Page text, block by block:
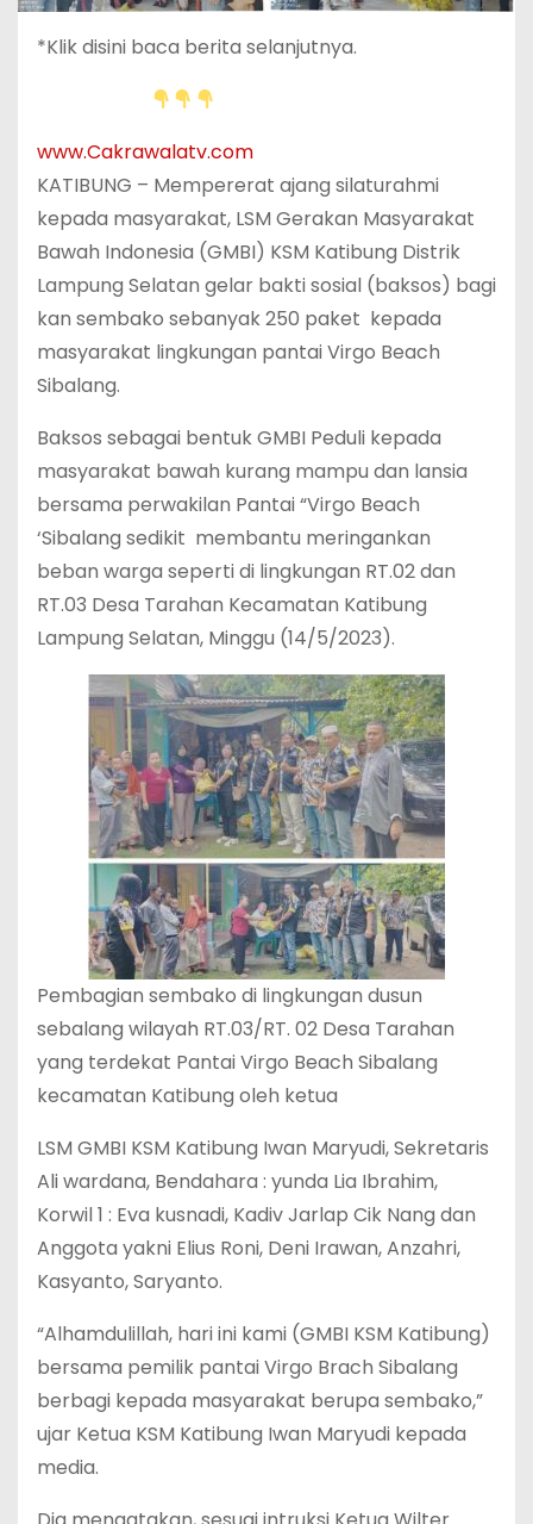
*Klik disini baca berita selanjutnya.
www.Cakrawalatv.com
KATIBUNG – Mempererat ajang silaturahmi
kepada masyarakat, LSM Gerakan Masyarakat
Bawah Indonesia (GMBI) KSM Katibung Distrik
Lampung Selatan gelar bakti sosial (baksos) bagi
kan sembako sebanyak 250 paket kepada
masyarakat lingkungan pantai Virgo Beach
Sibalang.
Baksos sebagai bentuk GMBI Peduli kepada
masyarakat bawah kurang mampu dan lansia
bersama perwakilan Pantai “Virgo Beach
‘Sibalang sedikit membantu meringankan
beban warga seperti di lingkungan RT.02 dan
RT.03 Desa Tarahan Kecamatan Katibung
Lampung Selatan, Minggu (14/5/2023).
Pembagian sembako di lingkungan dusun
sebalang wilayah RT.03/RT. 02 Desa Tarahan
yang terdekat Pantai Virgo Beach Sibalang
kecamatan Katibung oleh ketua
LSM GMBI KSM Katibung Iwan Maryudi, Sekretaris
Ali wardana, Bendahara : yunda Lia Ibrahim,
Korwil 1 : Eva kusnadi, Kadiv Jarlap Cik Nang dan
Anggota yakni Elius Roni, Deni Irawan, Anzahri,
Kasyanto, Saryanto.
“Alhamdulillah, hari ini kami (GMBI KSM Katibung)
bersama pemilik pantai Virgo Brach Sibalang
berbagi kepada masyarakat berupa sembako,”
ujar Ketua KSM Katibung Iwan Maryudi kepada
media.